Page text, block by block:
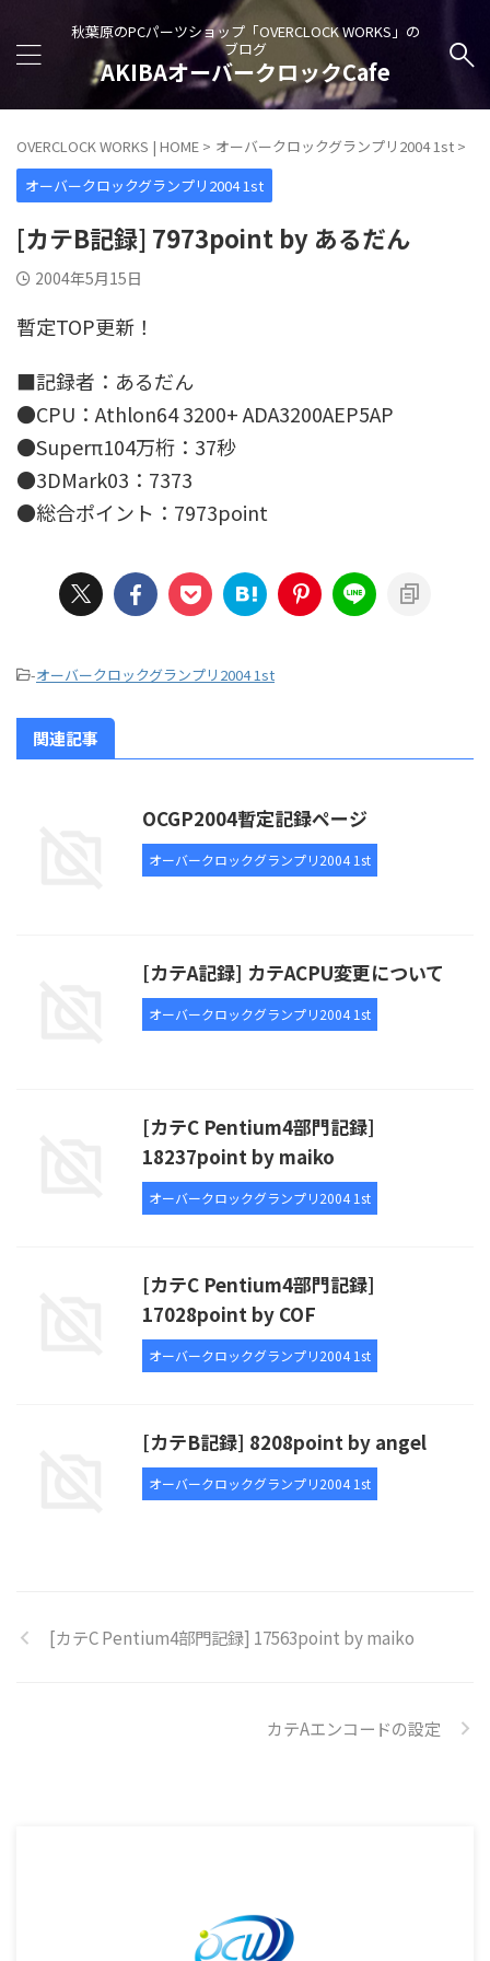
秋葉原のPCパーツショップ「OVERCLOCK WORKS」の
ブログ
AKIBAオーバークロックCafe
OVERCLOCK WORKS | HOME > オーバークロックグランプリ2004 1st >
オーバークロックグランプリ2004 1st
[カテB記録] 7973point by あるだん
2004年5月15日
暫定TOP更新！
■記録者：あるだん
●CPU：Athlon64 3200+ ADA3200AEP5AP
●Superπ104万桁：37秒
●3DMark03：7373
●総合ポイント：7973point
-オーバークロックグランプリ2004 1st
関連記事
OCGP2004暫定記録ページ
オーバークロックグランプリ2004 1st
[カテA記録] カテACPU変更について
オーバークロックグランプリ2004 1st
[カテC Pentium4部門記録]
18237point by maiko
オーバークロックグランプリ2004 1st
[カテC Pentium4部門記録]
17028point by COF
オーバークロックグランプリ2004 1st
[カテB記録] 8208point by angel
オーバークロックグランプリ2004 1st
[カテC Pentium4部門記録] 17563point by maiko
カテAエンコードの設定